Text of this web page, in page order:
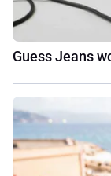
Guess Jeans